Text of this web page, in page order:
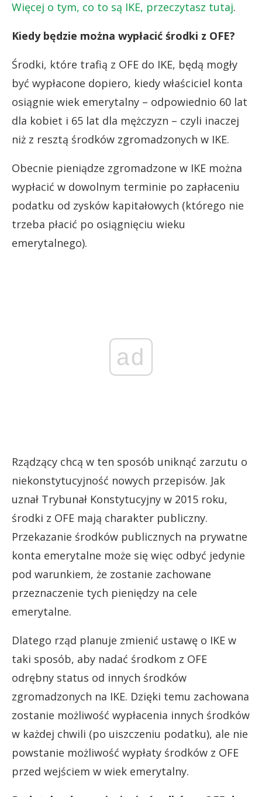
Więcej o tym, co to są IKE, przeczytasz tutaj.
Kiedy będzie można wypłacić środki z OFE?
Środki, które trafią z OFE do IKE, będą mogły
być wypłacone dopiero, kiedy właściciel konta
osiągnie wiek emerytalny – odpowiednio 60 lat
dla kobiet i 65 lat dla mężczyzn – czyli inaczej
niż z resztą środków zgromadzonych w IKE.
Obecnie pieniądze zgromadzone w IKE można
wypłacić w dowolnym terminie po zapłaceniu
podatku od zysków kapitałowych (którego nie
trzeba płacić po osiągnięciu wieku
emerytalnego).
ad
Rządzący chcą w ten sposób uniknąć zarzutu o
niekonstytucyjność nowych przepisów. Jak
uznał Trybunał Konstytucyjny w 2015 roku,
środki z OFE mają charakter publiczny.
Przekazanie środków publicznych na prywatne
konta emerytalne może się więc odbyć jedynie
pod warunkiem, że zostanie zachowane
przeznaczenie tych pieniędzy na cele
emerytalne.
Dlatego rząd planuje zmienić ustawę o IKE w
taki sposób, aby nadać środkom z OFE
odrębny status od innych środków
zgromadzonych na IKE. Dzięki temu zachowana
zostanie możliwość wypłacenia innych środków
w każdej chwili (po uiszczeniu podatku), ale nie
powstanie możliwość wypłaty środków z OFE
przed wejściem w wiek emerytalny.